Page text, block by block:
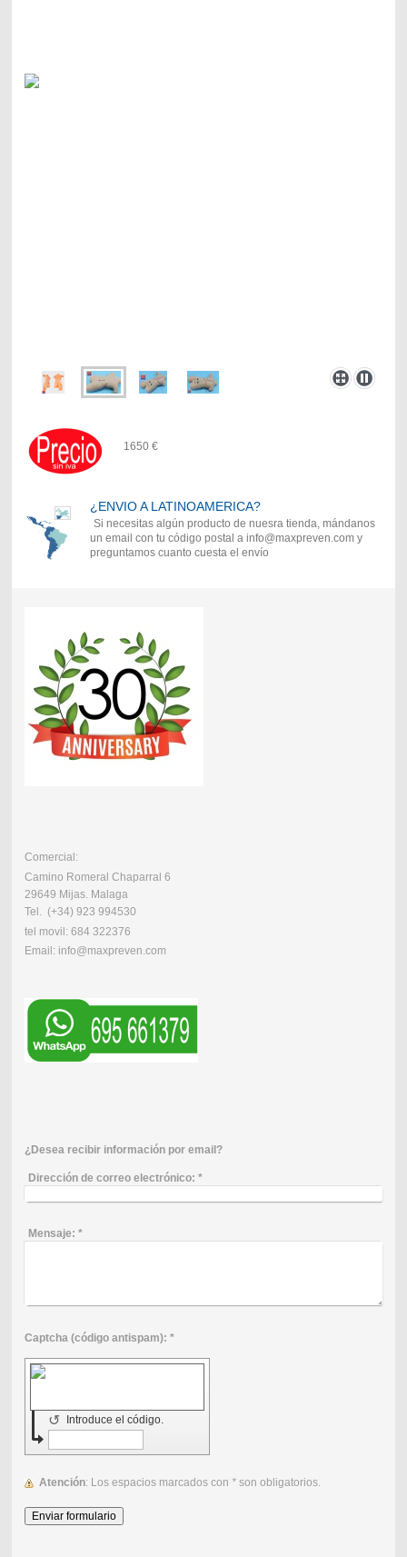
1650 €
¿ENVIO A LATINOAMERICA?
Si necesitas algún producto de nuesra tienda, mándanos
un email con tu código postal a info@maxpreven.com y
preguntamos cuanto cuesta el envío
Comercial:
Camino Romeral Chaparral 6
29649 Mijas. Malaga
Tel. (+34) 923 994530
tel movil: 684 322376
Email: info@maxpreven.com
¿Desea recibir información por email?
Dirección de correo electrónico: *
Mensaje: *
Captcha (código antispam): *
Introduce el código.
↺
Atención : Los espacios marcados con *son obligatorios.